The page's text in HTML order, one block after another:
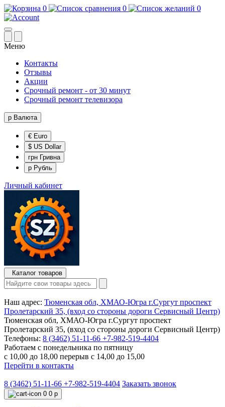
0 0 0
Меню
Контакты
Отзывы
Акции
Срочный ремонт - от 30 минут
Срочный ремонт телевизора
р Валюта
€ Euro
$ US Dollar
грн Гривна
р Рубль
Личный кабинет
Каталог товаров
Наш адрес: Тюменская обл, ХМАО-Югра г.Сургут проспект
Пролетарский 35, (вход со стороны дороги Сервисный Центр)
Тюменская обл, ХМАО-Югра г.Сургут проспект
Пролетарский 35, (вход со стороны дороги Сервисный Центр)
Телефоны: 8 (3462) 51-11-66 +7-982-519-4404
Работаем с понедельника по пятницу
с 10,00 до 18,00 перерыв с 14,00 до 15,00
Перейти в контакты
8 (3462) 51-11-66 +7-982-519-4404 Заказать звонок
0 0 р